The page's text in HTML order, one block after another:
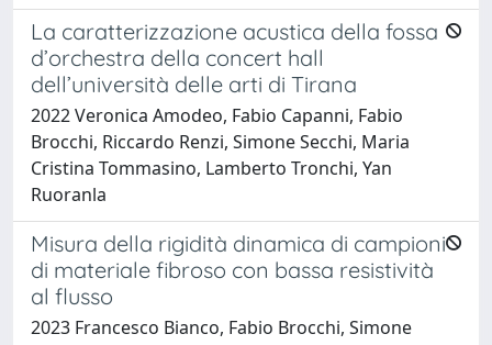
La caratterizzazione acustica della fossa
d’orchestra della concert hall
dell’università delle arti di Tirana
2022 Veronica Amodeo, Fabio Capanni, Fabio
Brocchi, Riccardo Renzi, Simone Secchi, Maria
Cristina Tommasino, Lamberto Tronchi, Yan
Ruoranla
Misura della rigidità dinamica di campioni
di materiale fibroso con bassa resistività
al flusso
2023 Francesco Bianco, Fabio Brocchi, Simone